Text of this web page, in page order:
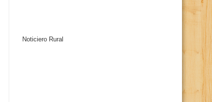
Noticiero Rural